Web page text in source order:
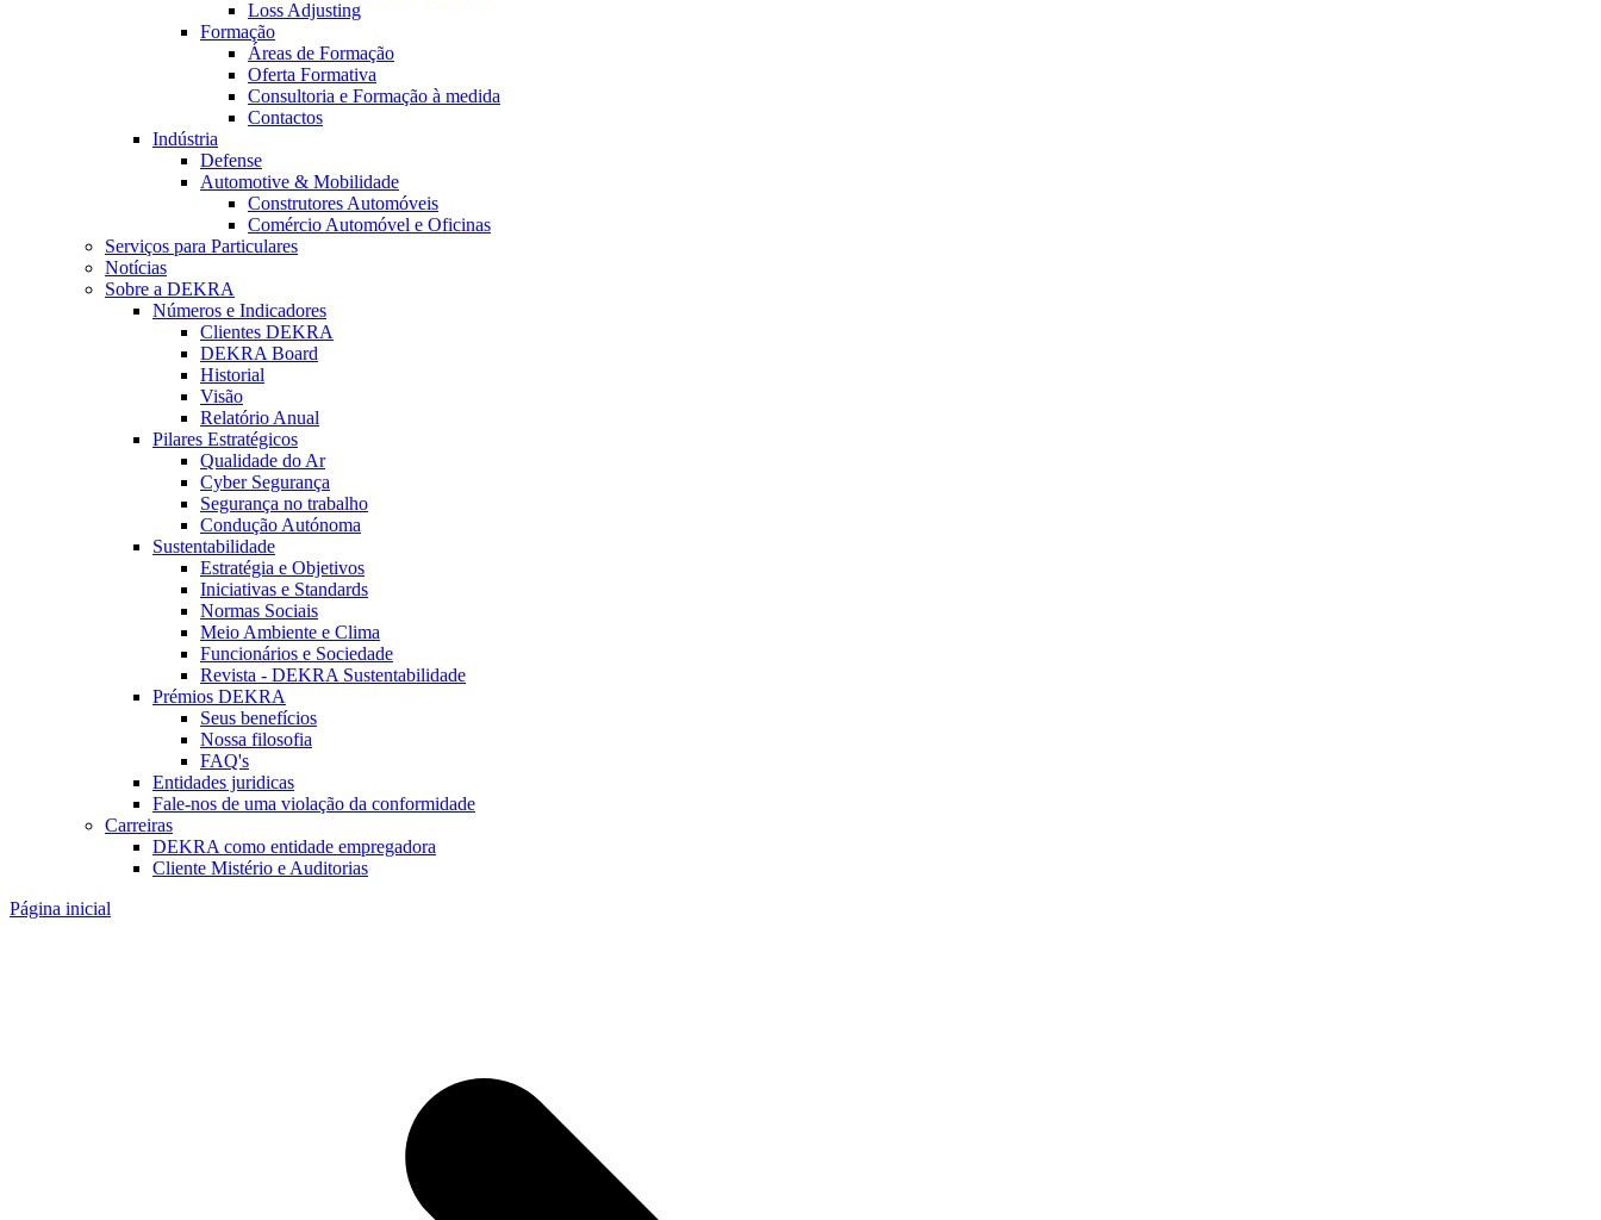
Loss Adjusting
Formação
Áreas de Formação
Oferta Formativa
Consultoria e Formação à medida
Contactos
Indústria
Defense
Automotive & Mobilidade
Construtores Automóveis
Comércio Automóvel e Oficinas
Serviços para Particulares
Notícias
Sobre a DEKRA
Números e Indicadores
Clientes DEKRA
DEKRA Board
Historial
Visão
Relatório Anual
Pilares Estratégicos
Qualidade do Ar
Cyber Segurança
Segurança no trabalho
Condução Autónoma
Sustentabilidade
Estratégia e Objetivos
Iniciativas e Standards
Normas Sociais
Meio Ambiente e Clima
Funcionários e Sociedade
Revista - DEKRA Sustentabilidade
Prémios DEKRA
Seus benefícios
Nossa filosofia
FAQ's
Entidades juridicas
Fale-nos de uma violação da conformidade
Carreiras
DEKRA como entidade empregadora
Cliente Mistério e Auditorias
Página inicial